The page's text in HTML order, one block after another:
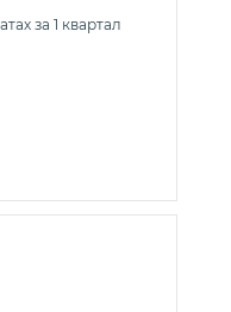
за 1 квартал